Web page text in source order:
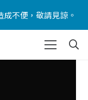
不便，敬請見諒。